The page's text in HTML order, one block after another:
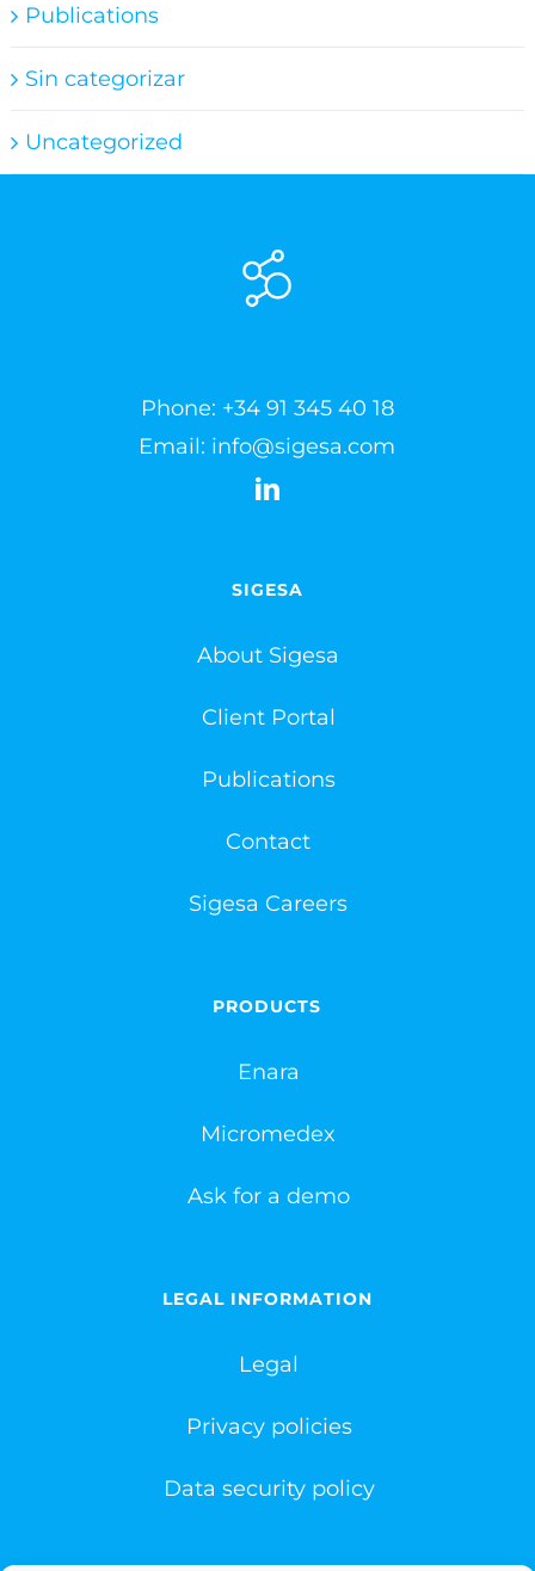
Publications
Sin categorizar
Uncategorized
Phone: +34 91 345 40 18
Email: info@sigesa.com
SIGESA
About Sigesa
Client Portal
Publications
Contact
Sigesa Careers
PRODUCTS
Enara
Micromedex
Ask for a demo
LEGAL INFORMATION
Legal
Privacy policies
Data security policy